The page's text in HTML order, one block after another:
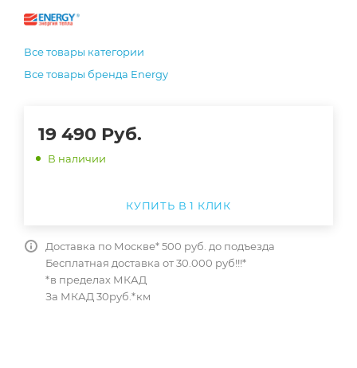
Все товары категории
Все товары бренда Energy
19 490 Руб.
В наличии
КУПИТЬ В 1 КЛИК
Доставка по Москве* 500 руб. до подъезда
Бесплатная доставка от 30.000 руб!!!*
*в пределах МКАД
За МКАД 30руб.*км